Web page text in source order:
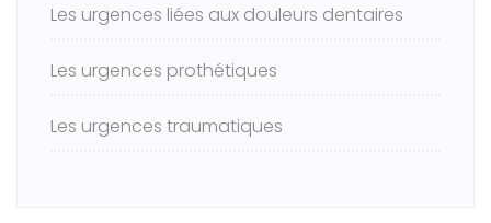
Les urgences liées aux douleurs dentaires
Les urgences prothétiques
Les urgences traumatiques